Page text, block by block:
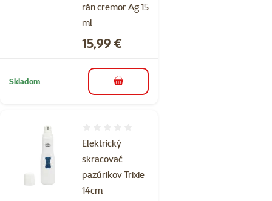
rán cremor Ag 15
ml
Cena
15,99 €
Skladom do košíka
Elektrický
skracovač
pazúrikov Trixie
14cm